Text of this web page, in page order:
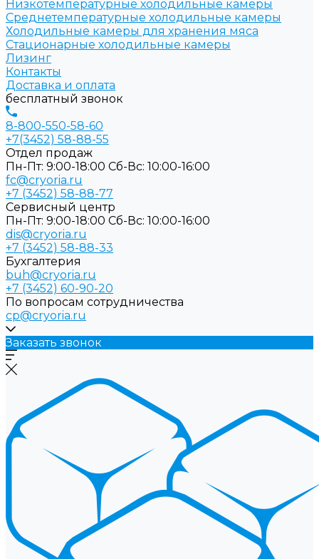
Низкотемпературные холодильные камеры
Среднетемпературные холодильные камеры
Холодильные камеры для хранения мяса
Стационарные холодильные камеры
Лизинг
Контакты
Доставка и оплата
бесплатный звонок
8-800-550-58-60
+7(3452) 58-88-55
Отдел продаж
Пн-Пт: 9:00-18:00 Cб-Вс: 10:00-16:00
fc@cryoria.ru
+7 (3452) 58-88-77
Сервисный центр
Пн-Пт: 9:00-18:00 Cб-Вс: 10:00-16:00
dis@cryoria.ru
+7 (3452) 58-88-33
Бухгалтерия
buh@cryoria.ru
+7 (3452) 60-90-20
По вопросам сотрудничества
cp@cryoria.ru
Заказать звонок